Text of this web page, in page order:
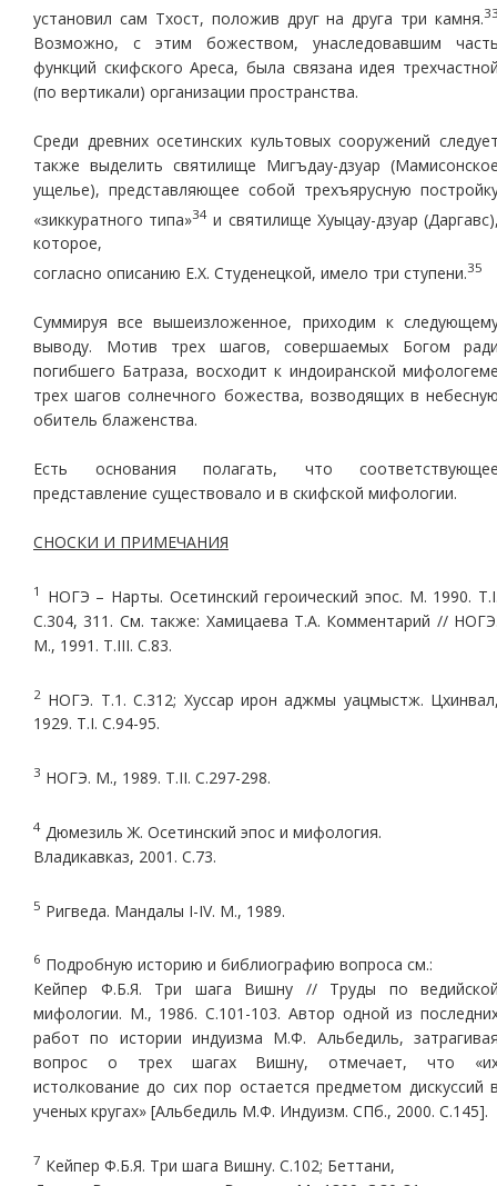
установил сам Тхост, положив друг на друга три камня.
Возможно, с этим божеством, унаследовавшим
функций скифского Ареса, была связана идея
(по вертикали) организации пространства.
Среди древних осетинских культовых сооружений
также выделить святилище Мигъдау-дзуар
ущелье), представляющее собой трехъярусную
«зиккуратного типа»34 и святилище Хуыцау-дзуар
которое,
согласно описанию Е.Х. Студенецкой, имело три ступени.35
Суммируя все вышеизложенное, приходим к
выводу. Мотив трех шагов, совершаемых Богом
погибшего Батраза, восходит к индоиранской
трех шагов солнечного божества, возводящих в
обитель блаженства.
Есть основания полагать, что
представление существовало и в скифской мифологии.
СНОСКИ И ПРИМЕЧАНИЯ
1
НОГЭ – Нарты. Осетинский героический эпос. М. 1990.
С.304, 311. См. также: Хамицаева Т.А. Комментарий //
М., 1991. Т.III. С.83.
2 НОГЭ. Т.1. С.312; Хуссар ирон аджмы уацмыстж.
1929. Т.I. С.94-95.
3 НОГЭ. М., 1989. Т.II. С.297-298.
4 Дюмезиль Ж. Осетинский эпос и мифология.
Владикавказ, 2001. С.73.
5 Ригведа. Мандалы I-IV. М., 1989.
6 Подробную историю и библиографию вопроса см.:
Кейпер Ф.Б.Я. Три шага Вишну // Труды по
мифологии. М., 1986. С.101-103. Автор одной из
работ по истории индуизма М.Ф. Альбедиль,
вопрос о трех шагах Вишну, отмечает, что
истолкование до сих пор остается предметом дискуссий
ученых кругах» [Альбедиль М.Ф. Индуизм. СПб., 2000. С.145].
7 Кейпер Ф.Б.Я. Три шага Вишну. С.102; Беттани,